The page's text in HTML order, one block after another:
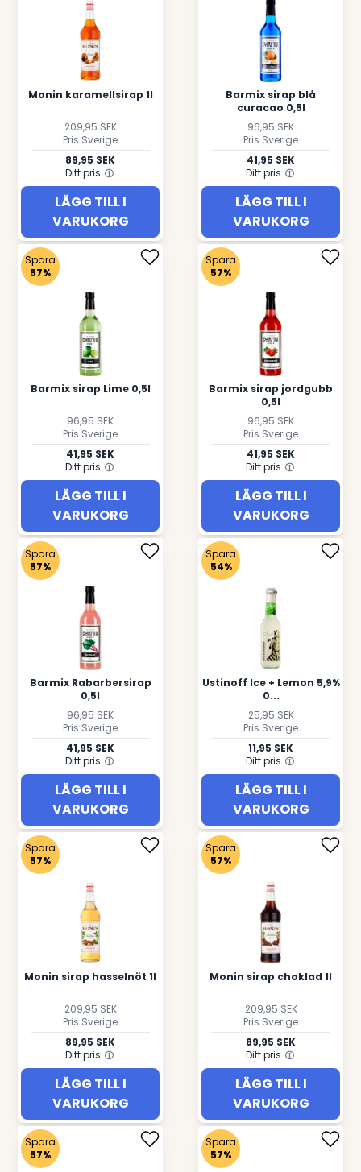
Monin karamellsirap 1l
209,95 SEK
Pris Sverige
89,95 SEK
Ditt pris
LÄGG TILL I
VARUKORG
Barmix sirap blå
curacao 0,5l
96,95 SEK
Pris Sverige
41,95 SEK
Ditt pris
LÄGG TILL I
VARUKORG
Spara
57%
Barmix sirap Lime 0,5l
96,95 SEK
Pris Sverige
41,95 SEK
Ditt pris
LÄGG TILL I
VARUKORG
Spara
57%
Barmix sirap jordgubb
0,5l
96,95 SEK
Pris Sverige
41,95 SEK
Ditt pris
LÄGG TILL I
VARUKORG
Spara
57%
Barmix Rabarbersirap
0,5l
96,95 SEK
Pris Sverige
41,95 SEK
Ditt pris
LÄGG TILL I
VARUKORG
Spara
54%
Ustinoff Ice + Lemon 5,9%
0...
25,95 SEK
Pris Sverige
11,95 SEK
Ditt pris
LÄGG TILL I
VARUKORG
Spara
57%
Monin sirap hasselnöt 1l
209,95 SEK
Pris Sverige
89,95 SEK
Ditt pris
LÄGG TILL I
VARUKORG
Spara
57%
Monin sirap choklad 1l
209,95 SEK
Pris Sverige
89,95 SEK
Ditt pris
LÄGG TILL I
VARUKORG
Spara
57%
Spara
57%